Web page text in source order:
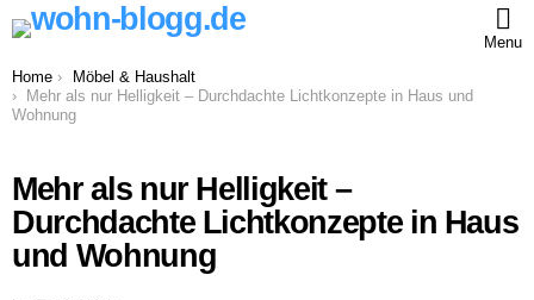
Menu
You are here:
Home
Möbel & Haushalt
Mehr als nur Helligkeit – Durchdachte Lichtkonzepte in Haus und
Wohnung
Mehr als nur Helligkeit –
Durchdachte Lichtkonzepte in Haus
und Wohnung